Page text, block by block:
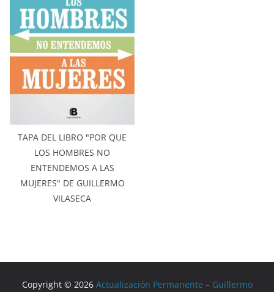
TAPA DEL LIBRO "POR QUE
LOS HOMBRES NO
ENTENDEMOS A LAS
MUJERES" DE GUILLERMO
VILASECA
Copyright © 2026 Actualización Permanente – Guillermo